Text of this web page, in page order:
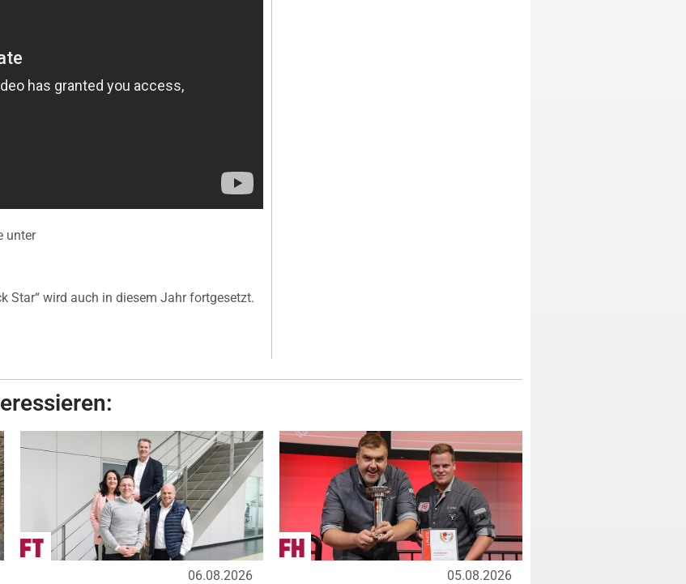
unter
Star“ wird auch in diesem Jahr fortgesetzt.
06.08.2026 05.08.2026